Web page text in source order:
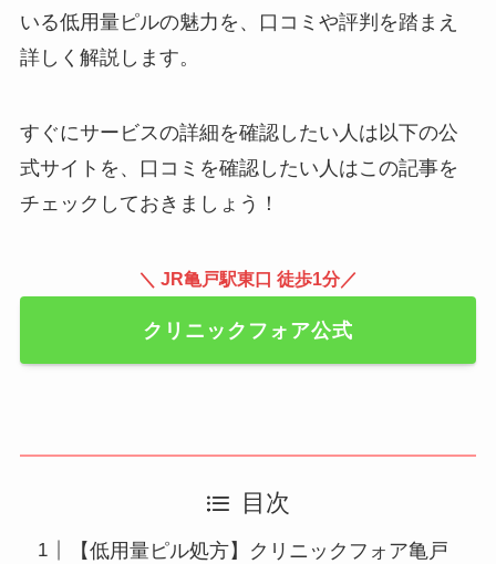
いる低用量ピルの魅力を、口コミや評判を踏まえ
詳しく解説します。
すぐにサービスの詳細を確認したい人は以下の公
式サイトを、口コミを確認したい人はこの記事を
チェックしておきましょう！
＼ JR亀戸駅東口 徒歩1分／
クリニックフォア公式
目次
【低用量ピル処方】クリニックフォア亀戸